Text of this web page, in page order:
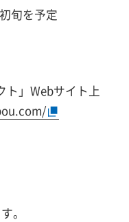
旬を予定
ト」Webサイト上
。